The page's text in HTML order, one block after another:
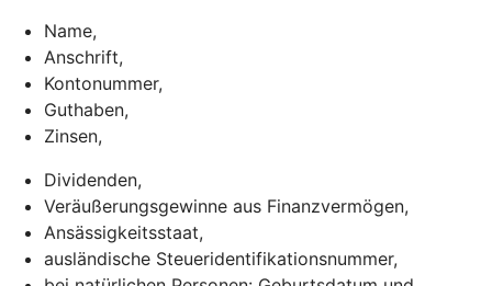
Name,
Anschrift,
Kontonummer,
Guthaben,
Zinsen,
Dividenden,
Veräußerungsgewinne aus Finanzvermögen,
Ansässigkeitsstaat,
ausländische Steueridentifikationsnummer,